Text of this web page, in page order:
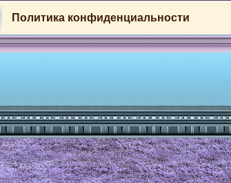
Политика конфиденциальности